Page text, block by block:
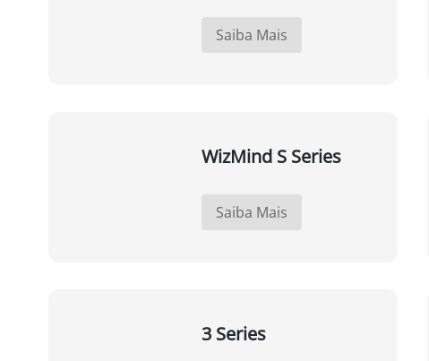
Saiba Mais
WizMind S Series
Saiba Mais
3 Series